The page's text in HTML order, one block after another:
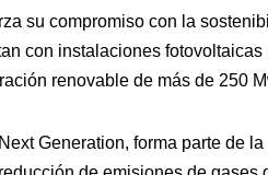
su compromiso con la
con instalaciones fotovoltaicas
renovable de más de 250
Generation, forma parte de